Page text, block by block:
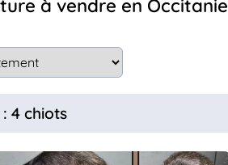
à vendre en Occitanie
4 chiots